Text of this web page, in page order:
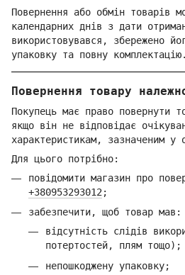
Повернення або обмін товарів
календарних днів з дати
використовувався, збережено
упаковку та повну комплектацію.
Повернення товару
Покупець має право повернути
якщо він не відповідає
характеристикам, зазначеним у
Для цього потрібно:
повідомити магазин про
+380953293012 ;
забезпечити, щоб товар мав:
відсутність слідів
потертостей, плям тощо);
непошкоджену упаковку;